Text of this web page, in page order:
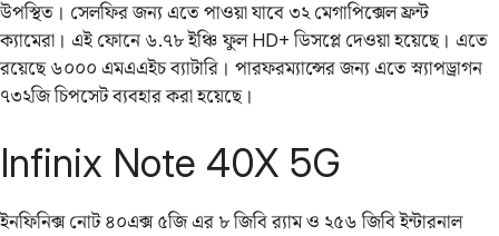
উপস্থিত। সেলফির জন্য এতে পাওয়া যাবে ৩২ মেগাপিক্সেল ফ্রন্ট
ক্যামেরা। এই ফোনে ৬.৭৮ ইঞ্চি ফুল HD+ ডিসপ্লে দেওয়া হয়েছে। এতে
রয়েছে ৬০০০ এমএএইচ ব্যাটারি। পারফরম্যান্সের জন্য এতে স্ন্যাপড্রাগন
৭৩২জি চিপসেট ব্যবহার করা হয়েছে।
Infinix Note 40X 5G
ইনফিনিক্স নোট ৪০এক্স ৫জি এর ৮ জিবি র‌্যাম ও ২৫৬ জিবি ইন্টারনাল